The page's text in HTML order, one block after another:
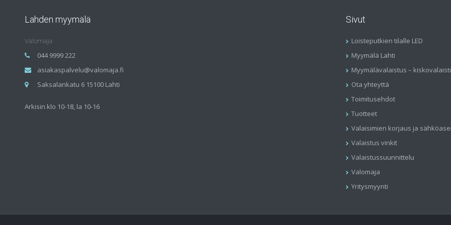
Lahden myymälä
Valomaja
044 9999 222
asiakaspalvelu@valomaja.fi
Saksalankatu 6 15100 Lahti
Arkisin klo 10-18, la 10-16
Sivut
Loisteputkien tilalle LED
Myymälä Lahti
Myymälävalaistus –
Ota yhteyttä
Toimitusehdot
Tuotteet
Valaisimien korjaus ja
Valaistus vinkit
Valaistussuunnittelu
Valomaja
Yritysmyynti